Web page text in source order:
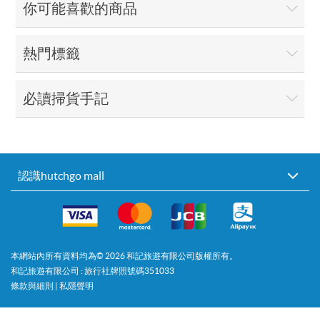
你可能喜歡的商品
熱門標籤
必讀掃貨手記
認識hutchgo mall
本網站內所有資料均為© 2026和記旅遊有限公司版權所有。
和記旅遊有限公司 : 旅行社牌照號碼351033
條款與細則 | 私隱聲明